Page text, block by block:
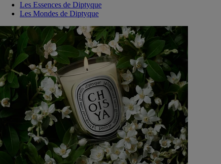
Les Essences de Diptyque
Les Mondes de Diptyque